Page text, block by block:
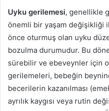
Uyku gerilemesi, genellikle
önemli bir yaşam değişikliği
önce oturmuş olan uyku
bozulma durumudur. Bu
sürebilir ve ebeveynler için
gerilemeleri, bebeğin
becerilerin kazanılması
ayrılık kaygısı veya rutin